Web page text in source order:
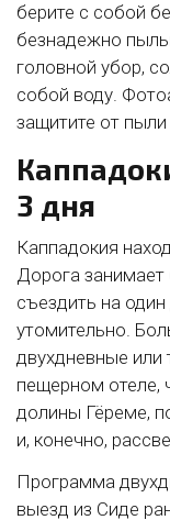
берите с собой
безнадежно
головной убор,
собой воду.
защитите от
3 дня
Каппадокия
Дорога
съездить на
утомительно.
двухдневные или
пещерном отеле,
долины Гёреме,
и, конечно,
Программа
выезд из Сиде